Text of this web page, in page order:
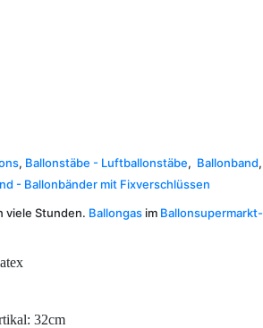
, Ballonstäbe - Luftballonstäbe, Ballonband,
- Ballonbänder mit Fixverschlüssen
viele Stunden. Ballongas im Ballonsupermarkt-
32cm